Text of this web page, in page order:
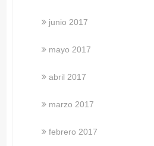
junio 2017
mayo 2017
abril 2017
marzo 2017
febrero 2017